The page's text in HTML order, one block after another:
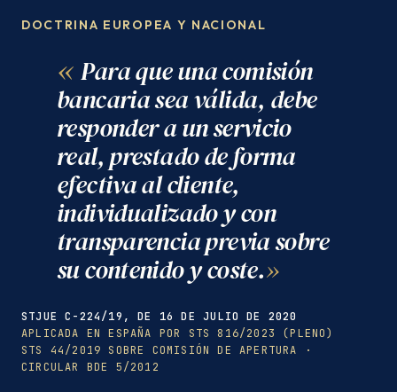
DOCTRINA EUROPEA Y NACIONAL
Para que una comisión
bancaria sea válida, debe
responder a un servicio
real, prestado de forma
efectiva al cliente,
individualizado y con
transparencia previa sobre
su contenido y coste.
STJUE C-224/19, DE 16 DE JULIO DE 2020
APLICADA EN ESPAÑA POR STS 816/2023 (PLENO)
STS 44/2019 SOBRE COMISIÓN DE APERTURA ·
CIRCULAR BDE 5/2012